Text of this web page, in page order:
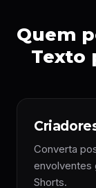
Quem
Texto
Converta
envolventes
Shorts.